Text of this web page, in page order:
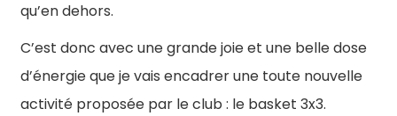
qu’en dehors.
C’est donc avec une grande joie et une belle dose
d’énergie que je vais encadrer une toute nouvelle
activité proposée par le club : le basket 3x3.